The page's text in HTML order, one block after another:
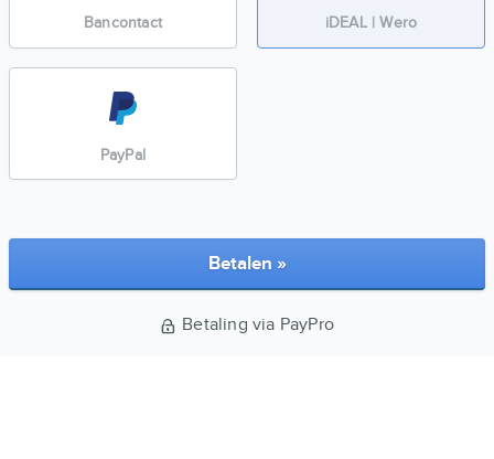
Bancontact iDEAL | Wero
PayPal
Betalen »
Betaling via PayPro